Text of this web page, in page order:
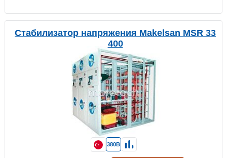
Стабилизатор напряжения Makelsan MSR 33
400
380В